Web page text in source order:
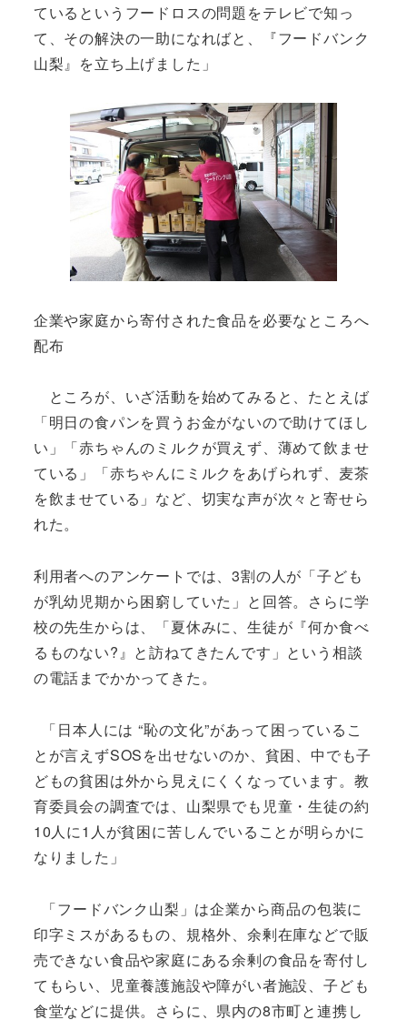
ているというフードロスの問題をテレビで知っ
て、その解決の一助になればと、『フードバンク
山梨』を立ち上げました」
企業や家庭から寄付された食品を必要なところへ
配布
ところが、いざ活動を始めてみると、たとえば
「明日の食パンを買うお金がないので助けてほし
い」「赤ちゃんのミルクが買えず、薄めて飲ませ
ている」「赤ちゃんにミルクをあげられず、麦茶
を飲ませている」など、切実な声が次々と寄せら
れた。
利用者へのアンケートでは、3割の人が「子ども
が乳幼児期から困窮していた」と回答。さらに学
校の先生からは、「夏休みに、生徒が『何か食べ
るものない?』と訪ねてきたんです」という相談
の電話までかかってきた。
「日本人には “恥の文化”があって困っているこ
とが言えずSOSを出せないのか、貧困、中でも子
どもの貧困は外から見えにくくなっています。教
育委員会の調査では、山梨県でも児童・生徒の約
10人に1人が貧困に苦しんでいることが明らかに
なりました」
「フードバンク山梨」は企業から商品の包装に
印字ミスがあるもの、規格外、余剰在庫などで販
売できない食品や家庭にある余剰の食品を寄付し
てもらい、児童養護施設や障がい者施設、子ども
食堂などに提供。さらに、県内の8市町と連携し